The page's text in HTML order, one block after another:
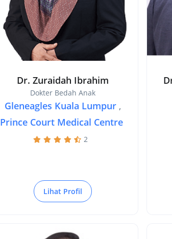
Dr. Zuraidah Ibrahim
Dokter Bedah Anak
Gleneagles Kuala Lumpur,
Prince Court Medical Centre
2
Lihat Profil